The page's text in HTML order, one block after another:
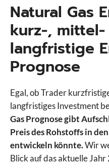
Natural Gas
kurz-,
langfristige
Prognose
Egal, ob Trader
langfristiges Investment
Gas Prognose gibt
Preis des Rohstoffs in
entwickeln könnte.Wir
Blick auf das aktuelle